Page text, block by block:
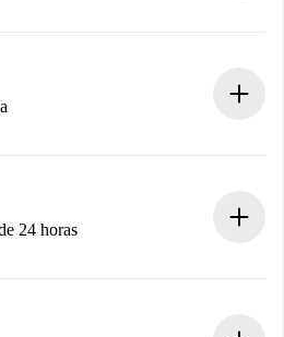
necesaria por adelantado.
24 horas